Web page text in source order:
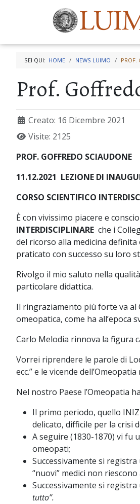
SEI QUI: HOME NEWS LUIMO PROF.
Prof.
Creato: 16 Dicembre 2021
Visite: 2125
PROF. GOFFREDO SCIAUDONE
11.12.2021 LEZIONE DI
CORSO SCIENTIFICO
È con vivissimo piacere e
INTERDISCIPLINARE che i
del ricorso alla medicina
praticato con successo su loro
Rivolgo il mio saluto nella
particolare didattica.
Il ringraziamento più forte va al
omeopatica, come ha all’epoca
Carlo Melodia rinnova la figura
Vorrei riprendere le parole di
ecc.” e le vicende
Nel nostro Paese l’Omeopatia
Il primo periodo, quello
delicato, difficile per la crisi
A seguire (1830-1870) vi fu
omeopati;
Successivamente si
“nuovi” medici non
Successivamente si
tutto”.